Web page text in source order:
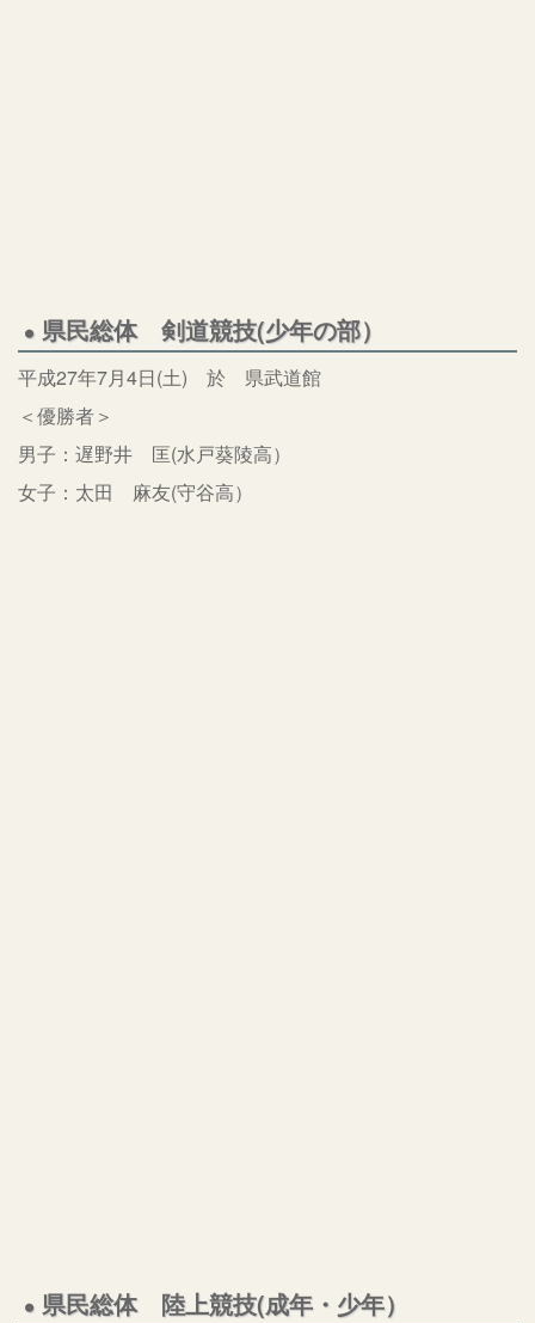
県民総体 剣道競技(少年の部）
平成27年7月4日(土) 於 県武道館
＜優勝者＞
男子：遅野井 匡(水戸葵陵高）
女子：太田 麻友(守谷高）
県民総体 陸上競技(成年・少年）